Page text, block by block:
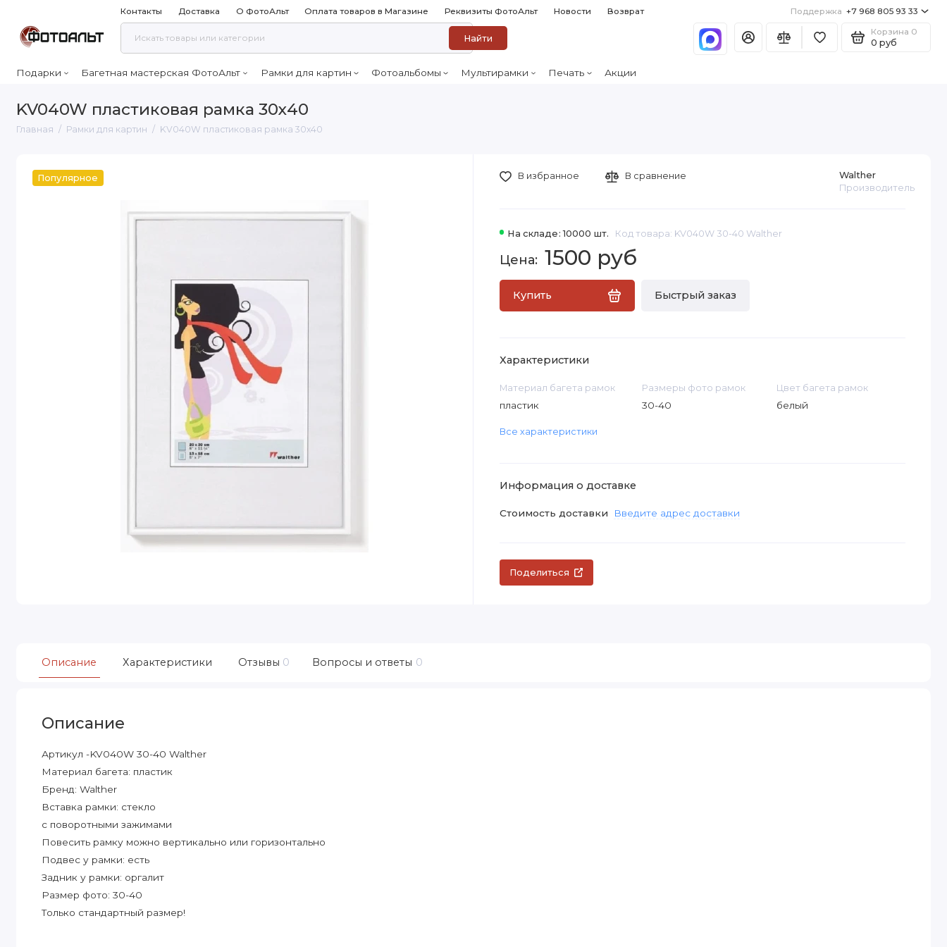
Контакты Доставка О ФотоАльт Оплата товаров в Магазине Реквизиты ФотоАльт Новости Возврат Поддержка +7 968 805 93 33
Найти
Корзина 0
0 руб
Подарки Багетная мастерская ФотоАльт Рамки для картин Фотоальбомы Мультирамки Печать Акции
KV040W пластиковая рамка 30х40
Главная Рамки для картин KV040W пластиковая рамка 30х40
Популярное
На складе: 10000 шт. Код товара: KV040W 30-40 Walther
Walther
Производитель
1500 руб
Купить Быстрый заказ
В избранное В сравнение
Характеристики
Материал багета рамок
пластик
Размеры фото рамок
30-40
Цвет багета рамок
белый
Все характеристики
Информация о доставке
Стоимость доставки Введите адрес доставки
Поделиться
Описание Характеристики Отзывы 0 Вопросы и ответы 0
Описание
Артикул -KV040W 30-40 Walther
Материал багета: пластик
Бренд: Walther
Вставка рамки: стекло
с поворотными зажимами
Повесить рамку можно вертикально или горизонтально
Подвес у рамки: есть
Задник у рамки: оргалит
Размер фото: 30-40
Только стандартный размер!